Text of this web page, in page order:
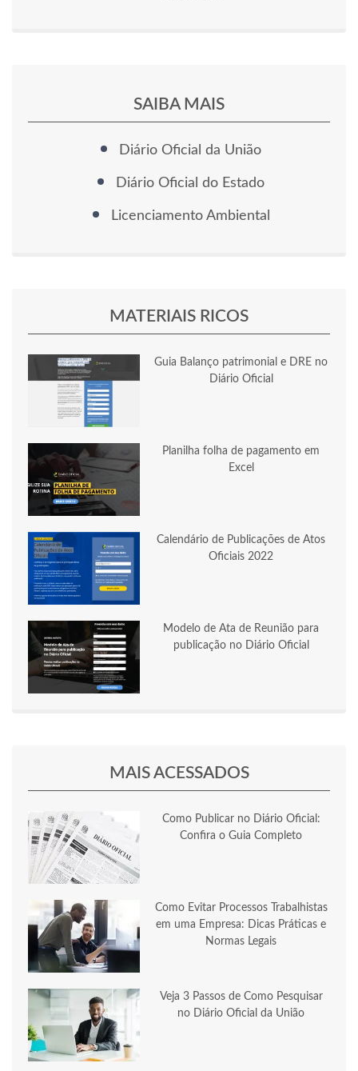
SAIBA MAIS
Diário Oficial da União
Diário Oficial do Estado
Licenciamento Ambiental
MATERIAIS RICOS
Guia Balanço patrimonial e DRE no
Diário Oficial
Planilha folha de pagamento em
Excel
Calendário de Publicações de Atos
Oficiais 2022
Modelo de Ata de Reunião para
publicação no Diário Oficial
MAIS ACESSADOS
Como Publicar no Diário Oficial:
Confira o Guia Completo
Como Evitar Processos Trabalhistas
em uma Empresa: Dicas Práticas e
Normas Legais
Veja 3 Passos de Como Pesquisar
no Diário Oficial da União